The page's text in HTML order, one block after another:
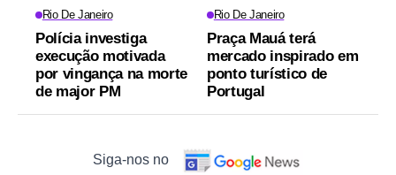
Rio De Janeiro
Polícia investiga
execução motivada
por vingança na morte
de major PM
Rio De Janeiro
Praça Mauá terá
mercado inspirado em
ponto turístico de
Portugal
Siga-nos no